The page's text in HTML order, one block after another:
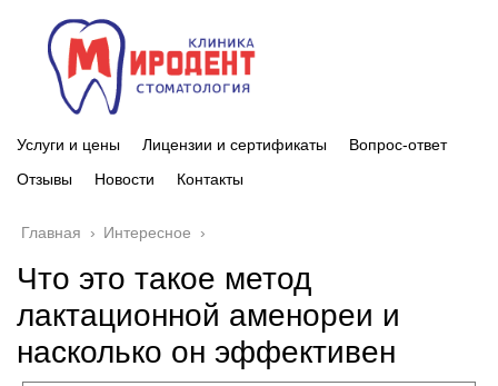
Услуги и цены Лицензии и сертификаты
Вопрос-ответ
Отзывы
Новости Контакты
Главная › Интересное ›
Что это такое метод
лактационной аменореи и
насколько он эффективен